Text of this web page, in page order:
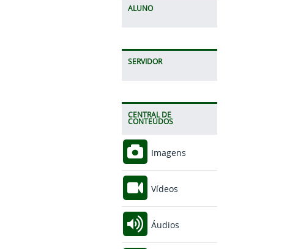
ALUNO
SERVIDOR
CENTRAL DE
CONTEÚDOS
Imagens
Vídeos
Áudios